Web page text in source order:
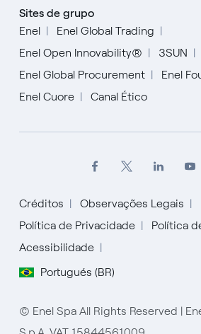
Sites de grupo
Enel
Enel Global Trading
Enel Open Innovability®
3SUN
Enel Global Procurement
Enel
Enel Cuore
Canal Ético
Créditos
Observações Legais
Política de Privacidade
Política
Acessibilidade
Portugués (BR)
English
Español
Italiano
© Enel Spa All Rights Reserved |